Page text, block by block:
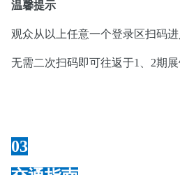
温馨提示
观众从以上任意一个登录区扫码
无需二次扫码即可往返于1、2期
03